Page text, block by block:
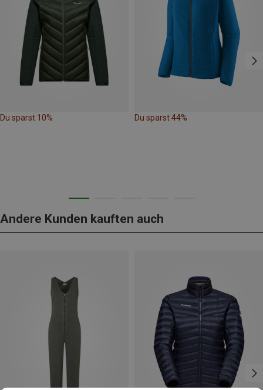
Du sparst 10% Du sparst 44%
Andere Kunden kauften auch